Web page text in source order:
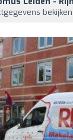
bekijken